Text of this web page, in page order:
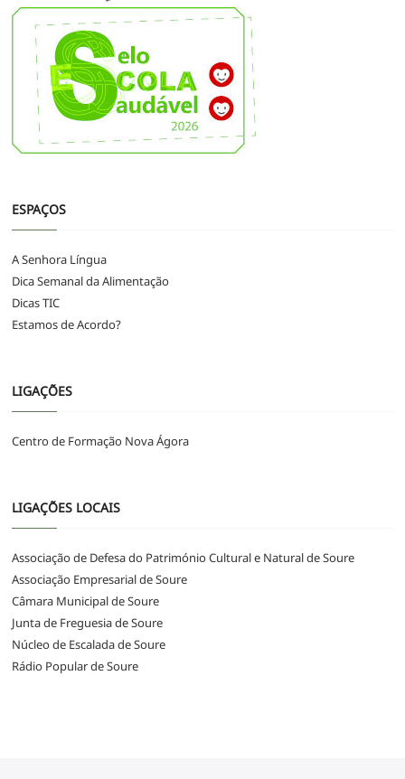
ESPAÇOS
A Senhora Língua
Dica Semanal da Alimentação
Dicas TIC
Estamos de Acordo?
LIGAÇÕES
Centro de Formação Nova Ágora
LIGAÇÕES LOCAIS
Associação de Defesa do Património Cultural e Natural de Soure
Associação Empresarial de Soure
Câmara Municipal de Soure
Junta de Freguesia de Soure
Núcleo de Escalada de Soure
Rádio Popular de Soure